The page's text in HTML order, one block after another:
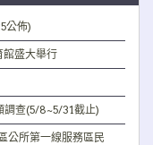
公佈)
盛大舉行
調查(5/8~5/31截止)
公所第一線服務區民